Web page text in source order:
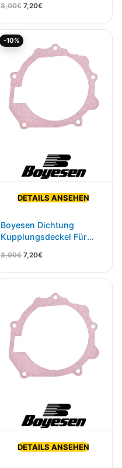
250/300 17- CC-42C
8,00€ 7,20€
-10%
DETAILS ANSEHEN
Boyesen Dichtung
Kupplungsdeckel Für
CC-41A
8,00€
Preis
war:
8,00€
7,20€
Preis
ist:
7,20€.
DETAILS ANSEHEN